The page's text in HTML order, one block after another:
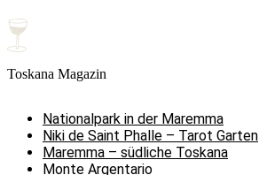
Toskana Magazin
Nationalpark in der Maremma
Niki de Saint Phalle – Tarot Garten
Maremma – südliche Toskana
Monte Argentario